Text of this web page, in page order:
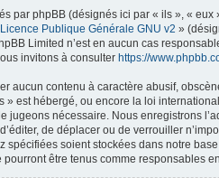
par phpBB (désignés ici par « ils », «
Licence Publique Générale GNU v2 »
Limited n’est en aucun cas
invitons à consulter https://
aucun contenu à caractère abusif,
» est hébergé, ou encore la loi
jugeons nécessaire. Nous enregistrons
de déplacer ou de verrouiller
spécifiées soient stockées dans notre
être tenus comme responsables